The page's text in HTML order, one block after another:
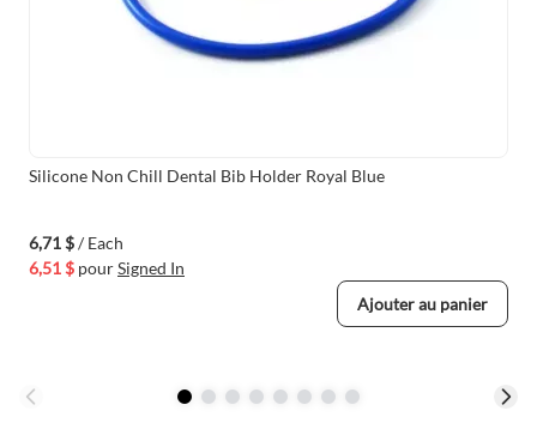
Silicone Non Chill Dental Bib Holder Royal Blue
6,71 $/ Each
6,51 $ pourSigned In
Ajouter au panier